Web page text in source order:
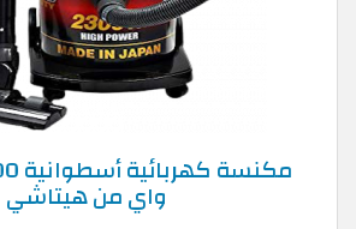
واي من هيتاشي